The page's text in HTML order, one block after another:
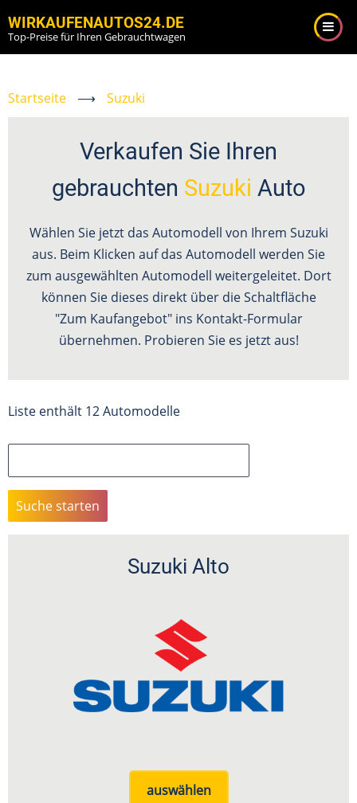
zum
Inhalt
WIRKAUFENAUTOS24.DE
Top-Preise für Ihren Gebrauchtwagen
Startseite ⟶ Suzuki
Verkaufen Sie Ihren
gebrauchten Suzuki Auto
Wählen Sie jetzt das Automodell von Ihrem Suzuki
aus. Beim Klicken auf das Automodell werden Sie
zum ausgewählten Automodell weitergeleitet. Dort
können Sie dieses direkt über die Schaltfläche
"Zum Kaufangebot" ins Kontakt-Formular
übernehmen. Probieren Sie es jetzt aus!
Liste enthält 12 Automodelle
Suzuki Alto
auswählen